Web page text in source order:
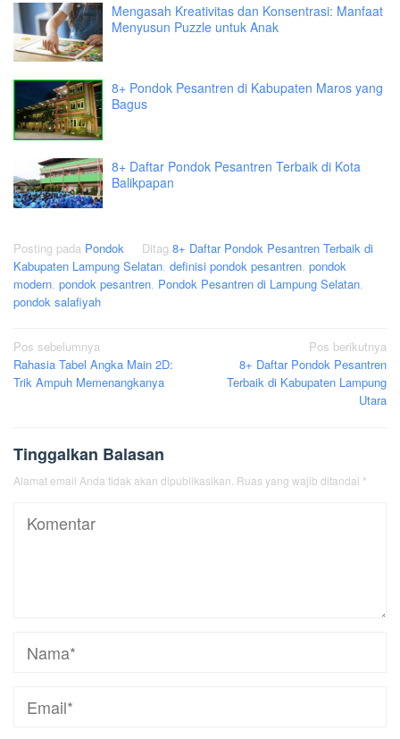
Mengasah Kreativitas dan Konsentrasi: Manfaat
Menyusun Puzzle untuk Anak
8+ Pondok Pesantren di Kabupaten Maros yang
Bagus
8+ Daftar Pondok Pesantren Terbaik di Kota
Balikpapan
Posting pada Pondok Ditag 8+ Daftar Pondok Pesantren Terbaik di
Kabupaten Lampung Selatan, definisi pondok pesantren, pondok
modern, pondok pesantren, Pondok Pesantren di Lampung Selatan,
pondok salafiyah
Navigasi
pos
Pos sebelumnya
Rahasia Tabel Angka Main 2D:
Trik Ampuh Memenangkanya
Pos berikutnya
8+ Daftar Pondok Pesantren
Terbaik di Kabupaten Lampung
Utara
Tinggalkan Balasan
Alamat email Anda tidak akan dipublikasikan. Ruas yang wajib ditandai *